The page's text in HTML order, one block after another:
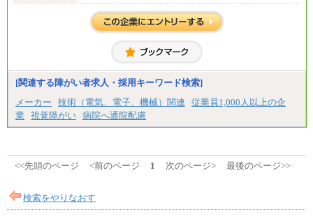
月給 250,000円～350,000円
想定年収 420万円～600万円
入社時の処遇（基本給・賞与）は経験・スキルを考
経験・スキルによっては、記載額を超える場合もあ
※試用期間中も給与に変更はございません。
[関連する障がい者求人・採用キーワード検索]
メーカー
技術（電気、電子、機械）関連
従業員1,000人以上の企
業
視覚障がい 病院へ通院配慮
<<先頭のページ <前のページ 1 次のページ> 最後のページ>>
検索をやりなおす